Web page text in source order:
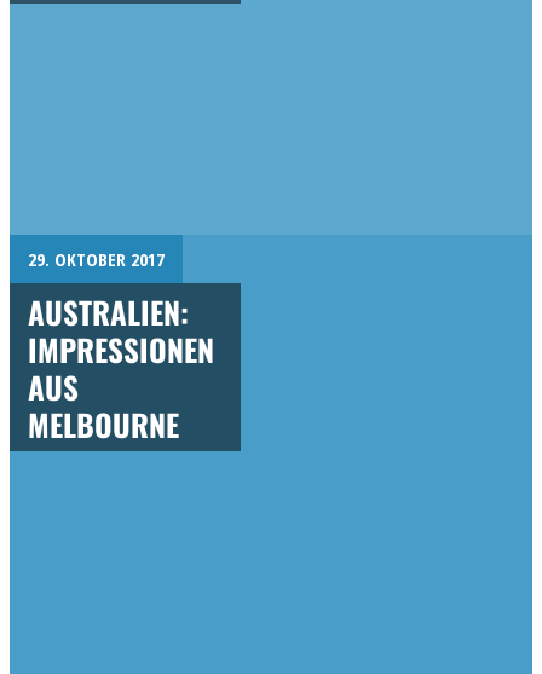
29. OKTOBER 2017
AUSTRALIEN:
IMPRESSIONEN
AUS
MELBOURNE